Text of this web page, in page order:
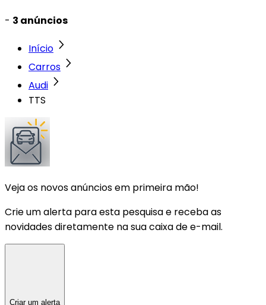
- 3 anúncios
Início
Carros
Audi
TTS
Veja os novos anúncios em primeira mão!
Crie um alerta para esta pesquisa e receba as
novidades diretamente na sua caixa de e-mail.
Criar um alerta